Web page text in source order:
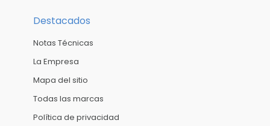
Destacados
Notas Técnicas
La Empresa
Mapa del sitio
Todas las marcas
Política de privacidad